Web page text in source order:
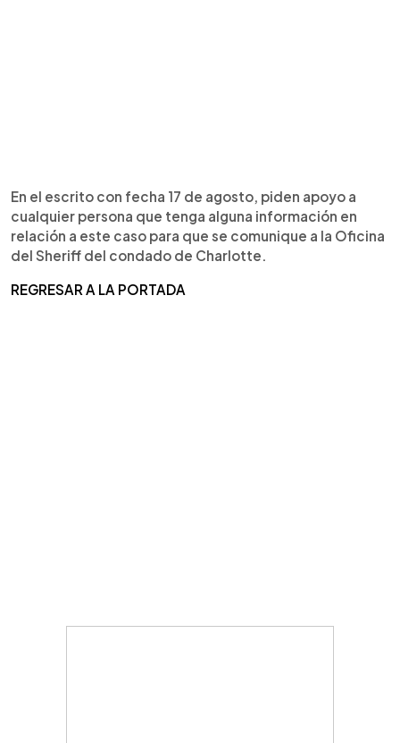
En el escrito con fecha 17 de agosto, piden apoyo a
cualquier persona que tenga alguna información en
relación a este caso para que se comunique a la Oficina
del Sheriff del condado de Charlotte.
REGRESAR A LA PORTADA